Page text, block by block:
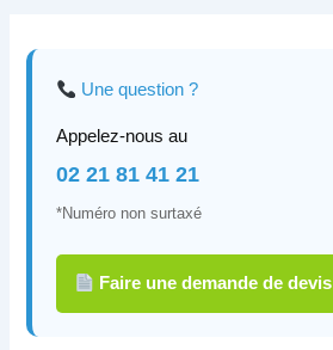
Une question ?
Appelez-nous au
02 21 81 41 21
*Numéro non surtaxé
Faire une demande de devis